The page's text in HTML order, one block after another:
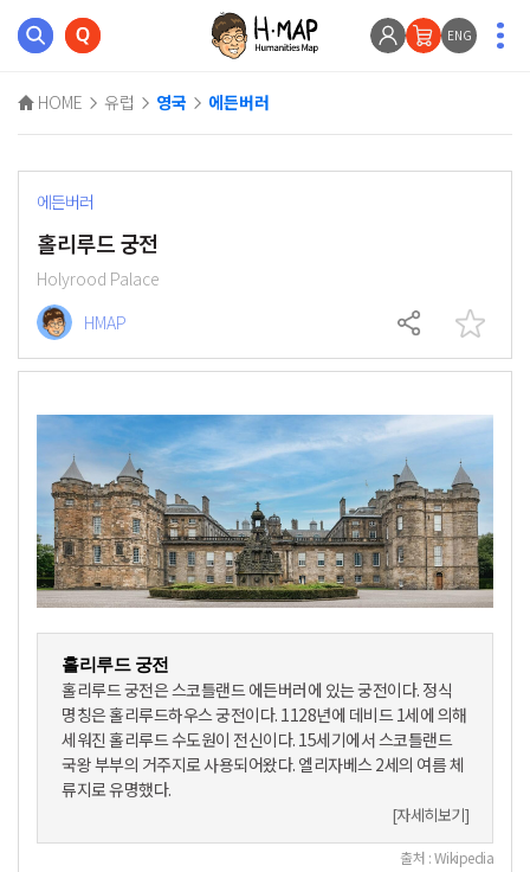
ENG
HOME 유럽 영국 에든버러
에든버러
홀리루드 궁전
Holyrood Palace
HMAP
홀리루드 궁전
홀리루드 궁전은 스코틀랜드 에든버러에 있는 궁전이다. 정식
명칭은 홀리루드하우스 궁전이다. 1128년에 데비드 1세에 의해
세워진 홀리루드 수도원이 전신이다. 15세기에서 스코틀랜드
국왕 부부의 거주지로 사용되어왔다. 엘리자베스 2세의 여름 체
류지로 유명했다.
[자세히보기]
출처 : Wikipedia